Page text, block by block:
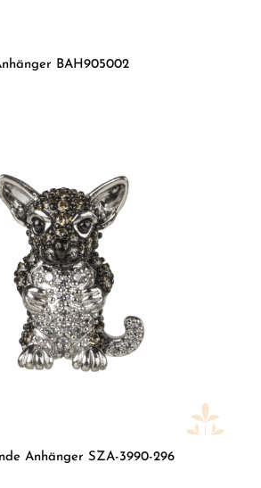
Silber Anhänger BAH905002
Anhänger SZA-3990-296